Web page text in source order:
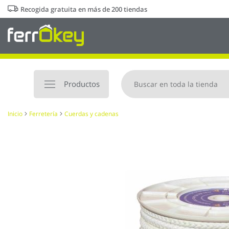
Ir
al
contenido
Recogida gratuita en más de 200 tiendas
Productos
Inicio Ferretería Cuerdas y cadenas